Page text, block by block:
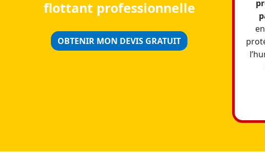
flottant professionnelle
OBTENIR MON DEVIS GRATUIT